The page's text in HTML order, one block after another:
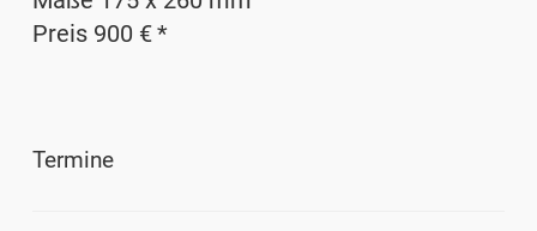
Preis 900 € *
Termine